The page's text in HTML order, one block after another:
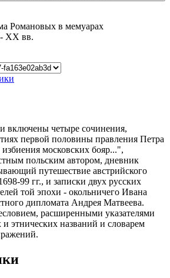
Романовых в мемуарах
XX вв.
включены четыре сочинения,
первой половины правления Петра
московских бояр...",
польским автором, дневник
путешествие австрийского
99 гг., и записки двух русских
той эпохи - окольничего Ивана
дипломата Андрея Матвеева.
расширенными указателями
этнических названий и словарем